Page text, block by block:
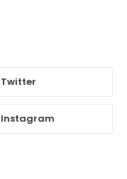
Twitter
Instagram